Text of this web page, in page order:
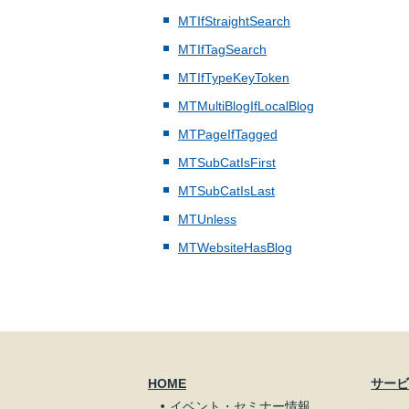
MTIfStraightSearch
MTIfTagSearch
MTIfTypeKeyToken
MTMultiBlogIfLocalBlog
MTPageIfTagged
MTSubCatIsFirst
MTSubCatIsLast
MTUnless
MTWebsiteHasBlog
HOME
サー